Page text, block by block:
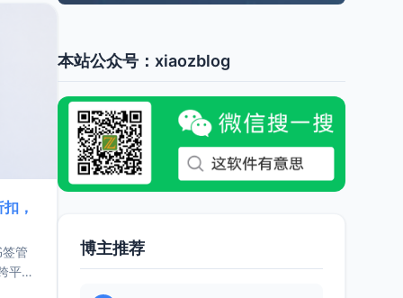
，
管
平
本站公众号：xiaozblog
博主推荐